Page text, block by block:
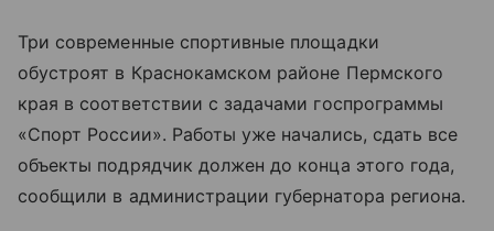
Три современные спортивные площадки
обустроят в Краснокамском районе Пермского
края в соответствии с задачами госпрограммы
«Спорт России». Работы уже начались, сдать все
объекты подрядчик должен до конца этого года,
сообщили в администрации губернатора региона.